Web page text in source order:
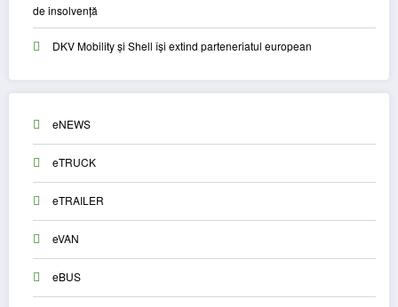
de insolvență
DKV Mobility și Shell își extind parteneriatul european
eNEWS
eTRUCK
eTRAILER
eVAN
eBUS